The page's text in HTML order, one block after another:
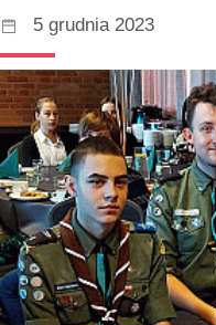
5 grudnia 2023